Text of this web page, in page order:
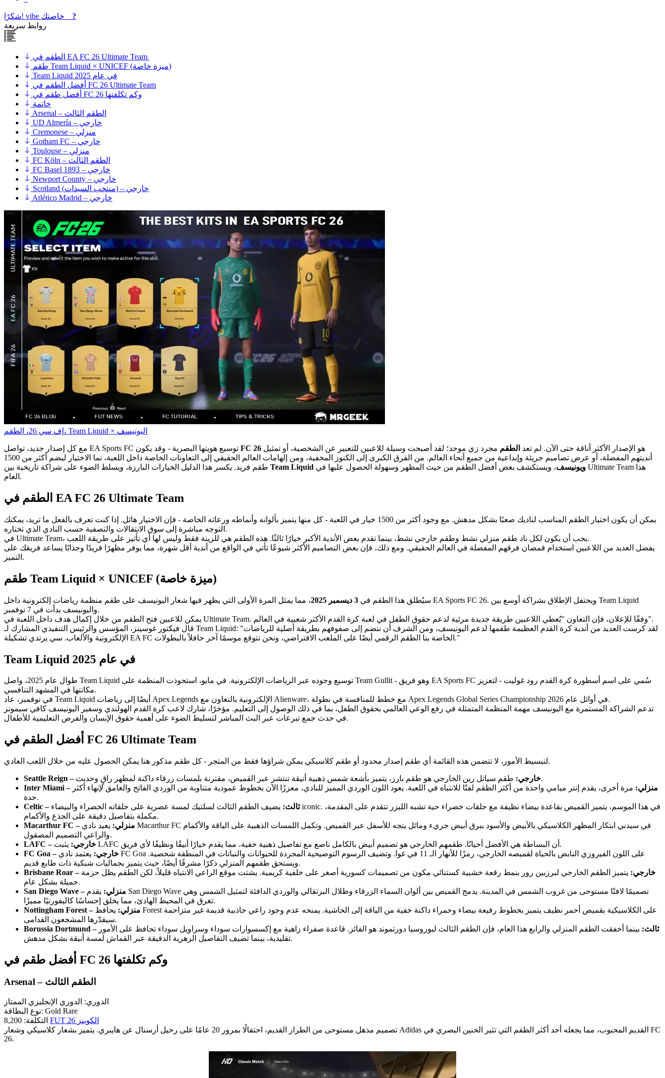
شكرًا! vibe
?
روابط سريعة
الطقم في EA FC 26 Ultimate Team
طقم Team Liquid × UNICEF (ميزة خاصة)
Team Liquid في عام 2025
أفضل الطقم في FC 26 Ultimate Team
أفضل طقم في FC 26 وكم تكلفتها
خاتمة
Arsenal – الطقم الثالث
UD Almería – خارجي
Cremonese – منزلي
Gotham FC – خارجي
Toulouse – منزلي
FC Köln – الطقم الثالث
FC Basel 1893 – خارجي
Newport County – خارجي
Scotland (منتخب السيدات) – خارجي
Atlético Madrid – خارجي
إف سي 26، الطقم، Team Liquid × اليونيسف
FC 26 هو الإصدار الأكثر أناقة حتى الآن. لم تعد الطقم مجرد زي موحد؛ لقد أصبحت وسيلة للاعبين للتعبير عن الشخصية، أو تمثيل
أنديتهم المفضلة، أو عرض تصاميم جريئة وإبداعية من جميع أنحاء العالم. من الفرق الكبرى إلى الكنوز المخفية، ومن إلهامات العالم الحقيقي إلى التعاونات الخاصة داخل اللعبة، نما الاختيار ليضم أكثر من 1500
Team Liquid ويونيسف، ويستكشف بعض أفضل الطقم من حيث المظهر وسهولة الحصول عليها في Ultimate Team هذا
العام.
الطقم في EA FC 26 Ultimate Team
يمكن أن يكون اختيار الطقم المناسب لناديك صعبًا بشكل مدهش. مع وجود أكثر من 1500 خيار في اللعبة - كل منها يتميز بألوانه وأنماطه ورعاته الخاصة - فإن الاختيار هائل. إذا كنت تعرف بالفعل ما تريد، يمكنك
التوجه مباشرة إلى سوق الانتقالات والتصفية حسب النادي الذي تختاره.
في Ultimate Team، يجب أن يكون لكل ناد طقم منزلي نشط وطقم خارجي نشط، بينما تقدم بعض الأندية الأكبر خيارًا ثالثًا. هذه الطقم هي للزينة فقط وليس لها أي تأثير على طريقة اللعب.
يفضل العديد من اللاعبين استخدام قمصان فرقهم المفضلة في العالم الحقيقي. ومع ذلك، فإن بعض التصاميم الأكثر شيوعًا تأتي في الواقع من أندية أقل شهرة، مما يوفر مظهرًا فريدًا وجذابًا يساعد فريقك على
التميز.
طقم Team Liquid × UNICEF (ميزة خاصة)
سيُطلق هذا الطقم في 3 ديسمبر 2025
، مما يمثل المرة الأولى التي يظهر فيها شعار اليونيسف على طقم منظمة رياضات إلكترونية داخل EA Sports FC 26. ويحتفل الإطلاق بشراكة أوسع بين Team Liquid
واليونيسف بدأت في 7 نوفمبر.
يمكن للاعبين فتح الطقم من خلال إكمال هدف داخل اللعبة في Ultimate Team. وفقًا للإعلان، فإن التعاون "يُعطي اللاعبين طريقة جديدة مرئية لدعم حقوق الطفل في لعبة كرة القدم الأكثر شعبية في العالم".
قال فيكتور غوسينز، المؤسس والرئيس التنفيذي المشارك لـ Team Liquid: "لقد كرست العديد من أندية كرة القدم العظيمة طقمها لدعم اليونيسف، ومن الشرف أن ننضم إلى صفوفهم بطريقة أصلية للرياضات
الإلكترونية والألعاب. سي يرتدي تشكيلة EA FC الخاصة بنا الطقم الرقمي أيضًا على الملعب الافتراضي، ونحن نتوقع موسمًا آخر حافلاً بالبطولات."
Team Liquid في عام 2025
طوال عام 2025، واصل Team Liquid توسيع وجوده عبر الرياضات الإلكترونية. في مايو، استحوذت المنظمة على Team Gullit - وهو فريق EA Sports FC سُمي على اسم أسطورة كرة القدم رود غوليت - لتعزيز
مكانتها في المشهد التنافسي.
في نوفمبر، عاد Team Liquid أيضًا إلى رياضات Apex Legends الإلكترونية بالتعاون مع Alienware، مع خطط للمنافسة في بطولة Apex Legends Global Series Championship في أوائل عام 2026.
تدعم الشراكة المستمرة مع اليونيسف مهمة المنظمة المتمثلة في رفع الوعي العالمي بحقوق الطفل، بما في ذلك الوصول إلى التعليم. مؤخرًا، شارك لاعب كرة القدم الهولندي وسفير اليونيسف كافي سيمونز
في حدث جمع تبرعات عبر البث المباشر لتسليط الضوء على أهمية حقوق الإنسان والفرص التعليمية للأطفال.
أفضل الطقم في FC 26 Ultimate Team
لتبسيط الأمور، لا تتضمن هذه القائمة أي طقم إصدار محدود أو طقم كلاسيكي يمكن شراؤها فقط من المتجر - كل طقم مذكور هنا يمكن الحصول عليه من خلال اللعب العادي.
Seattle Reign – خارجي:طقم سياتل رين الخارجي هو طقم بارز، يتميز بأشعة شمس ذهبية أنيقة تنتشر عبر القميص، مقترنة بلمسات زرقاء داكنة لمظهر راقٍ وحديث.
Inter Miami – منزلي: مرة أخرى، يقدم إنتر ميامي واحدة من أكثر الطقم لفتًا للانتباه في اللعبة. يعود اللون الوردي المميز للنادي، معززًا الآن بخطوط عمودية متناوبة من الوردي الفاتح والغامق لإنهاء أكثر
حدة.
Celtic – ثالث: يضيف الطقم الثالث لسلتيك لمسة عصرية على حلقاته الخضراء والبيضاء iconic. في هذا الموسم، يتميز القميص بقاعدة بيضاء نظيفة مع حلقات خضراء حية تشبه الليزر تتقدم على المقدمة،
مكملة بتفاصيل دقيقة على الجذع والأكمام.
Macarthur FC – منزلي: يعيد نادي Macarthur FC في سيدني ابتكار المظهر الكلاسيكي بالأبيض والأسود ببرق أبيض جريء ومائل يتجه للأسفل عبر القميص. وتكمل اللمسات الذهبية على الياقة والأكمام
والراعي التصميم المصقول.
LAFC – خارجي:
يثبت LAFC أن البساطة هي الأفضل أحيانًا. طقمهم الخارجي هو تصميم أبيض بالكامل ناصع مع تفاصيل ذهبية خفية، مما يقدم خيارًا أنيقًا ونظيفًا لأي فريق.
FC Goa – خارجي: يعتمد نادي FC Goa على اللون الفيروزي النابض بالحياة لقميصه الخارجي، رمزًا للأنهار الـ 11 في غوا. وتضيف الرسوم التوضيحية المجردة للحيوانات والنباتات في المنطقة شخصية.
ويستحق طقمهم المنزلي ذكرًا مشرفًا أيضًا، حيث يتميز بجماليات شبكية ذات طابع قديم.
Brisbane Roar – خارجي: يتميز الطقم الخارجي لبرزبين رور بنمط رقعة خشبية كستنائي مكون من تصميمات كسورية أصغر على خلفية كريمية. يشتت موقع الراعي الانتباه قليلاً، لكن الطقم يظل حزمة
جميلة بشكل عام.
San Diego Wave – منزلي: يقدم San Diego Wave تصميمًا لافتًا مستوحى من غروب الشمس في المدينة. يدمج القميص بين ألوان السماء الزرقاء وظلال البرتقالي والوردي الدافئة لتمثيل الشمس وهي
تغرق في المحيط الهادئ، مما يخلق إحساسًا كاليفورنيًا مميزًا.
Nottingham Forest – منزلي: يحافظ Forest على الكلاسيكية بقميص أحمر نظيف يتميز بخطوط رفيعة بيضاء وحمراء داكنة خفية من الياقة إلى الحاشية. يمنحه عدم وجود راعي جاذبية قديمة غير متزاحمة
سيقدّرها المشجعون القدامى.
Borussia Dortmund – ثالث: بينما أخفقت الطقم المنزلي والرابع هذا العام، فإن الطقم الثالث لبوروسيا دورتموند هو الفائز. قاعدة صفراء زاهية مع إكسسوارات سوداء وسراويل سوداء تحافظ على الأمور
تقليدية، بينما تضيف التفاصيل الزهرية الدقيقة عبر القماش لمسة أنيقة بشكل مدهش.
أفضل طقم في FC 26 وكم تكلفتها
Arsenal – الطقم الثالث
الدوري: الدوري الإنجليزي الممتاز
نوع البطاقة: Gold Rare
FUT 26 الکوینز
تصميم مذهل مستوحى من الطراز القديم، احتفالًا بمرور 20 عامًا على رحيل أرسنال عن هايبري. يتميز بشعار كلاسيكي وشعار Adidas القديم المحبوب، مما يجعله أحد أكثر الطقم التي تثير الحنين البصري في FC
26.